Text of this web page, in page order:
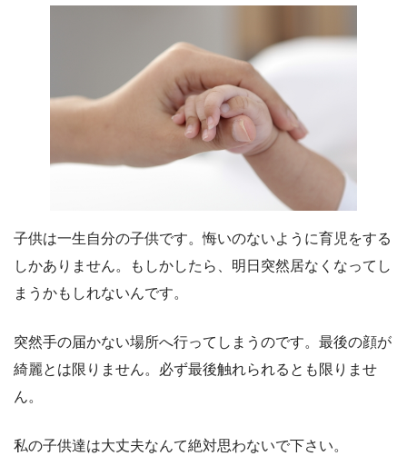
子供は一生自分の子供です。悔いのないように育児をする
しかありません。もしかしたら、明日突然居なくなってし
まうかもしれないんです。
突然手の届かない場所へ行ってしまうのです。最後の顔が
綺麗とは限りません。必ず最後触れられるとも限りませ
ん。
私の子供達は大丈夫なんて絶対思わないで下さい。